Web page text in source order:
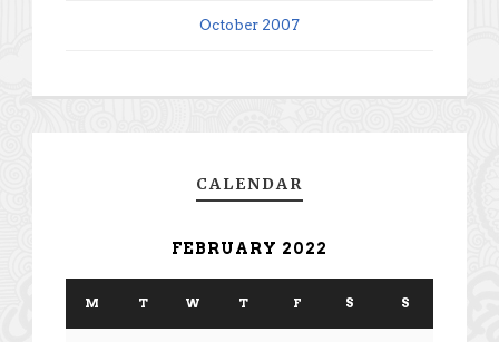
October 2007
CALENDAR
FEBRUARY 2022
M T W T F S S